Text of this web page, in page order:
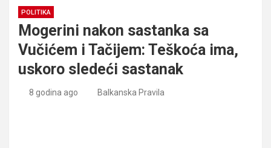
POLITIKA
Mogerini nakon sastanka sa
Vučićem i Tačijem: Teškoća ima,
uskoro sledeći sastanak
8 godina ago Balkanska Pravila